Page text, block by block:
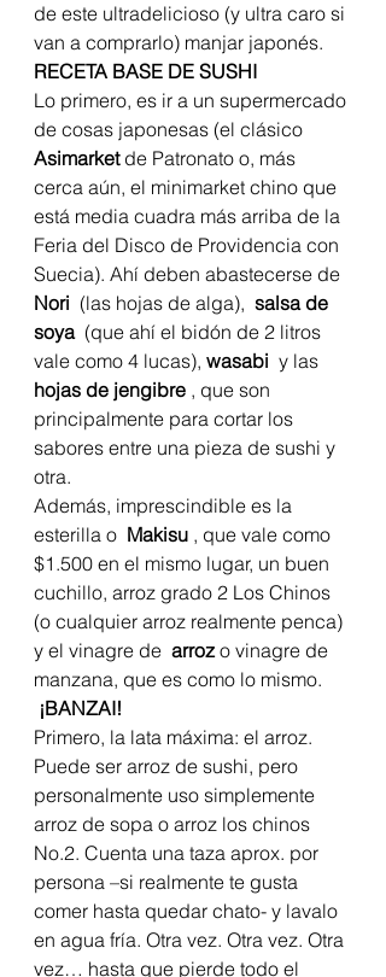
de este ultradelicioso (y ultra caro si
van a comprarlo) manjar japonés.
RECETA BASE DE SUSHI
Lo primero, es ir a un supermercado
de cosas japonesas (el clásico
Asimarket de Patronato o, más
cerca aún, el minimarket chino que
está media cuadra más arriba de la
Feria del Disco de Providencia con
Suecia). Ahí deben abastecerse de
Nori (las hojas de alga), salsa de
soya (que ahí el bidón de 2 litros
vale como 4 lucas), wasabi y las
hojas de jengibre , que son
principalmente para cortar los
sabores entre una pieza de sushi y
otra.
Además, imprescindible es la
esterilla o Makisu , que vale como
$1.500 en el mismo lugar, un buen
cuchillo, arroz grado 2 Los Chinos
(o cualquier arroz realmente penca)
y el vinagre de arroz o vinagre de
manzana, que es como lo mismo.
¡BANZAI!
Primero, la lata máxima: el arroz.
Puede ser arroz de sushi, pero
personalmente uso simplemente
arroz de sopa o arroz los chinos
No.2. Cuenta una taza aprox. por
persona –si realmente te gusta
comer hasta quedar chato- y lavalo
en agua fría. Otra vez. Otra vez. Otra
vez… hasta que pierde todo el